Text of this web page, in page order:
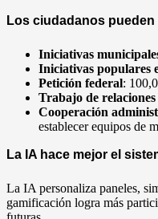
Los ciudadanos
Iniciativas
Iniciativas populares
Petición federal:
Trabajo de
Cooperación
establecer equipos de
La IA hace mejor el
La IA personaliza paneles,
gamificación logra más